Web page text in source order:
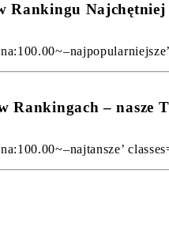
Rankingu
Rankingach – nasze